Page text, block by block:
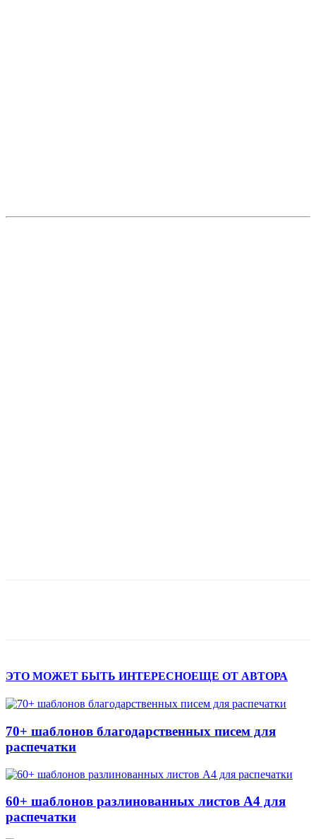
ЭТО МОЖЕТ БЫТЬ ИНТЕРЕСНОЕЩЕ ОТ АВТОРА
70+ шаблонов благодарственных писем для
распечатки
60+ шаблонов разлинованных листов А4 для
распечатки